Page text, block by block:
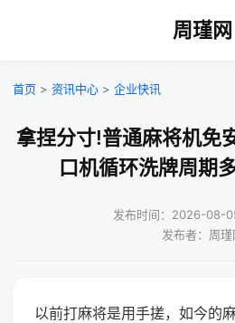
周瑾网
首页 > 资讯中心 > 企业快讯
拿捏分寸!普通麻将机免
口机循环洗牌周期
发布时间：2026-08-
发布者：周瑾
以前打麻将是用手搓，如今的